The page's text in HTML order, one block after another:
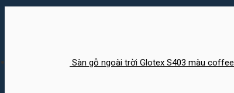
Sàn gỗ ngoài trời Glotex S403 màu coffee